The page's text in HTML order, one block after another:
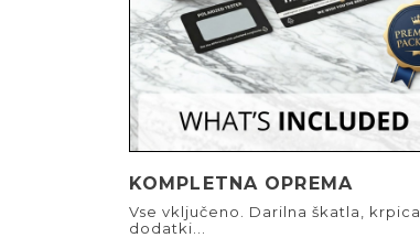
KOMPLETNA OPREMA
Vse vključeno. Darilna škatla, krpica,
dodatki...